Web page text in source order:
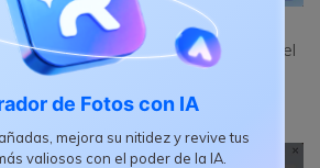
de Fotos con IA
mejora su nitidez y revive tus
valiosos con el poder de la IA.
y recupera los archivos. Puedes
audio, fotos y documentos que el
y luego elige qué archivos
y guardar en tu computadora.